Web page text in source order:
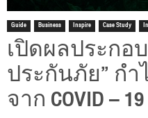
Guide Business Inspire Case Study
เปิดผลประกอ
ประกันภัย” ก
จาก COVID – 19